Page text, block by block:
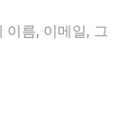
이름, 이메일, 그